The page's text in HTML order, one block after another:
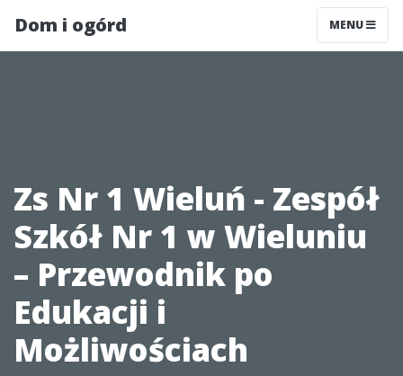
Dom i ogórd MENU
Zs Nr 1 Wieluń - Zespół
Szkół Nr 1 w Wieluniu
– Przewodnik po
Edukacji i
Możliwościach